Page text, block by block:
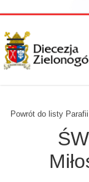
Powrót do listy Parafii